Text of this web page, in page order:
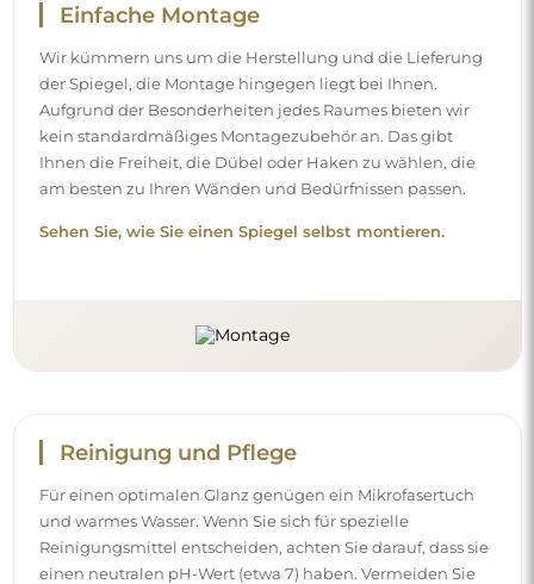
Einfache Montage
Wir kümmern uns um die Herstellung und die Lieferung
der Spiegel, die Montage hingegen liegt bei Ihnen.
Aufgrund der Besonderheiten jedes Raumes bieten wir
kein standardmäßiges Montagezubehör an. Das gibt
Ihnen die Freiheit, die Dübel oder Haken zu wählen, die
am besten zu Ihren Wänden und Bedürfnissen passen.
Sehen Sie, wie Sie einen Spiegel selbst montieren.
Reinigung und Pflege
Für einen optimalen Glanz genügen ein Mikrofasertuch
und warmes Wasser. Wenn Sie sich für spezielle
Reinigungsmittel entscheiden, achten Sie darauf, dass sie
einen neutralen pH-Wert (etwa 7) haben. Vermeiden Sie